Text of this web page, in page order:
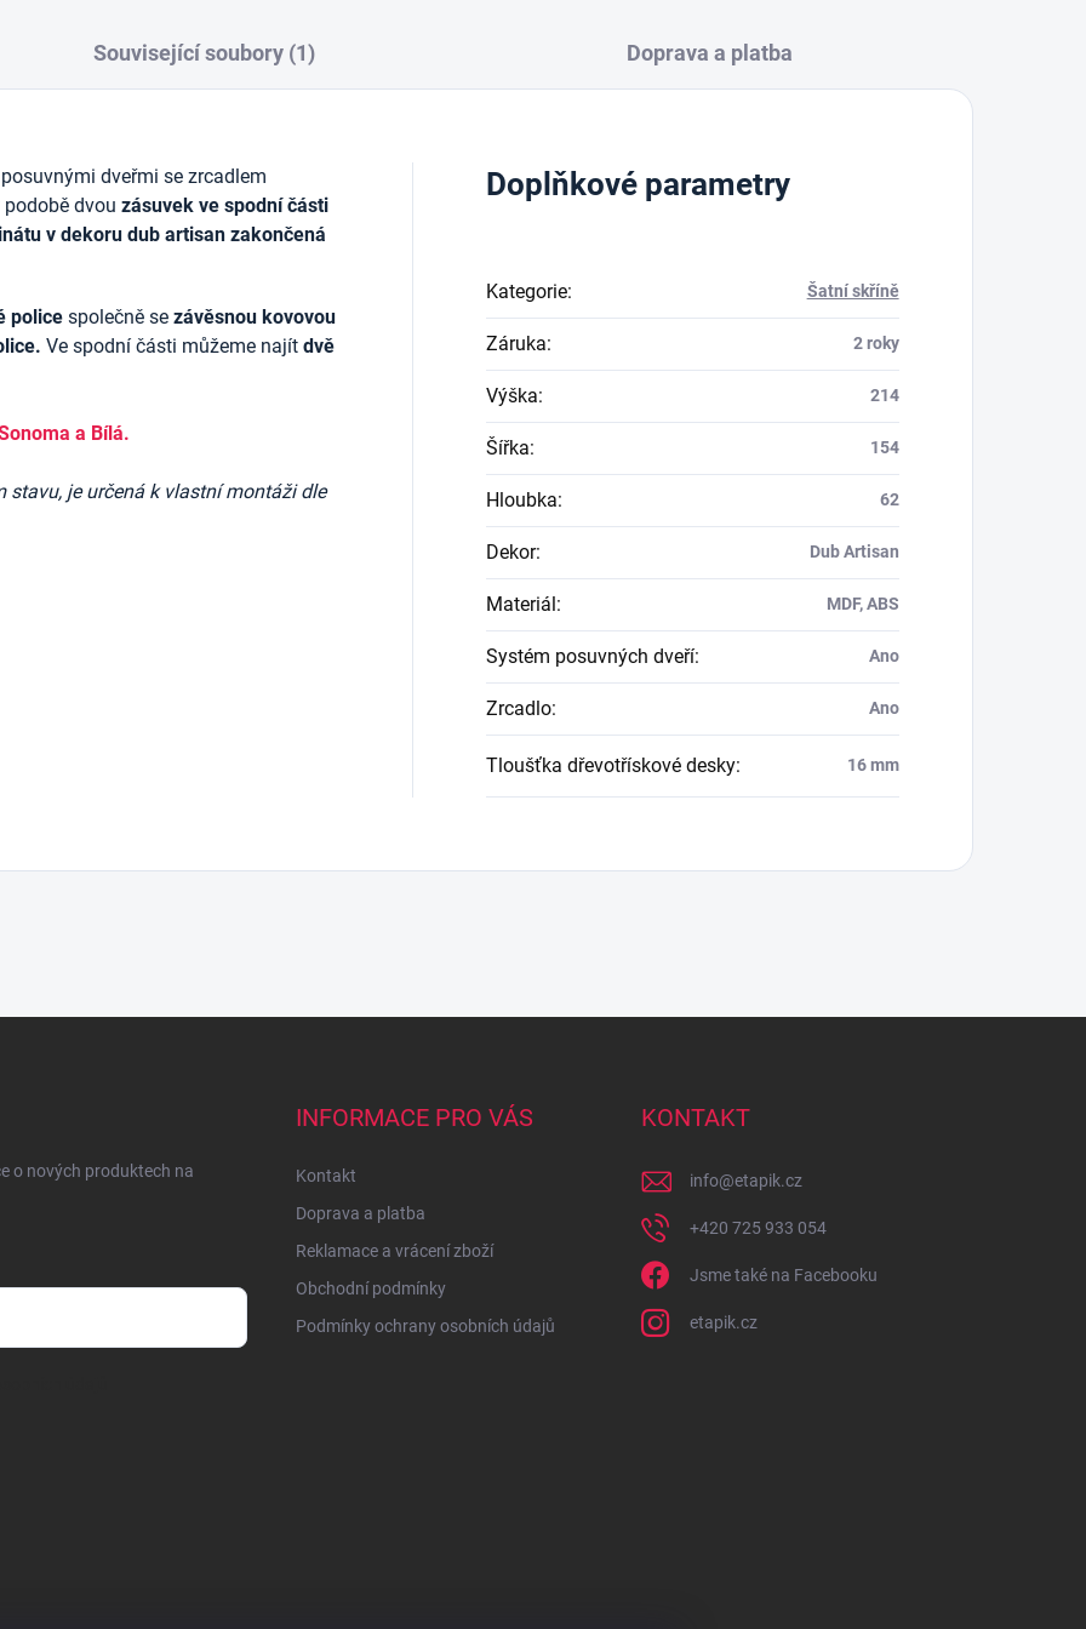
Související soubory (1) Doprava a platba
dveřmi se zrcadlem
podobě dvou zásuvek ve spodní části
v dekoru dub artisan zakončená
police společně se závěsnou kovovou
Ve spodní části můžeme najít dvě
a Bílá.
stavu, je určená k vlastní montáži dle
Doplňkové parametry
Kategorie: Šatní skříně
Záruka: 2 roky
Výška: 214
Šířka: 154
Hloubka: 62
Dekor: Dub Artisan
Materiál : MDF, ABS
Systém posuvných dveří: Ano
Zrcadlo: Ano
Tloušťka dřevotřískové desky: 16 mm
o nových produktech na
INFORMACE PRO VÁS
Kontakt
Doprava a platba
Reklamace a vrácení zboží
Obchodní podmínky
Podmínky ochrany osobních údajů
KONTAKT
info@etapik.cz
+420 725 933 054
Jsme také na Facebooku
etapik.cz